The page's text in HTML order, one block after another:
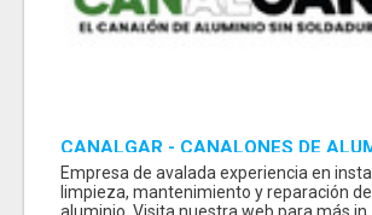
CANALGAR - CANALONES DE
Empresa de avalada experiencia en
limpieza, mantenimiento y reparación